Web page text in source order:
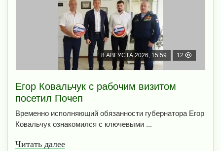
8 АВГУСТА 2026, 15:59 12
Егор Ковальчук с рабочим визитом
посетил Почеп
Временно исполняющий обязанности губернатора Егор
Ковальчук ознакомился с ключевыми ...
Читать далее